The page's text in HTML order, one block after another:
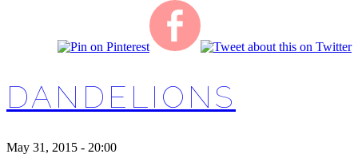
DANDELIONS
May 31, 2015 - 20:00